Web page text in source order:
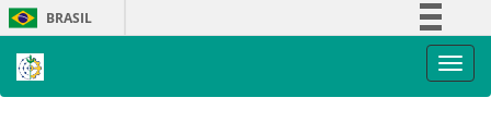
Skip
navigation
BRASIL